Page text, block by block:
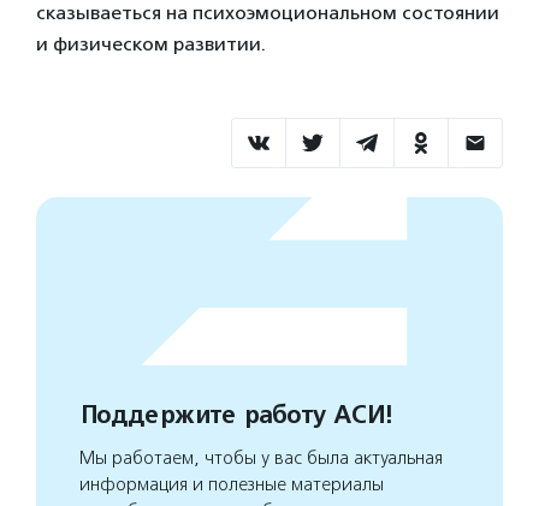
сказываеться на психоэмоциональном состоянии
и физическом развитии.
Поддержите работу АСИ!
Мы работаем, чтобы у вас была актуальная
информация и полезные материалы